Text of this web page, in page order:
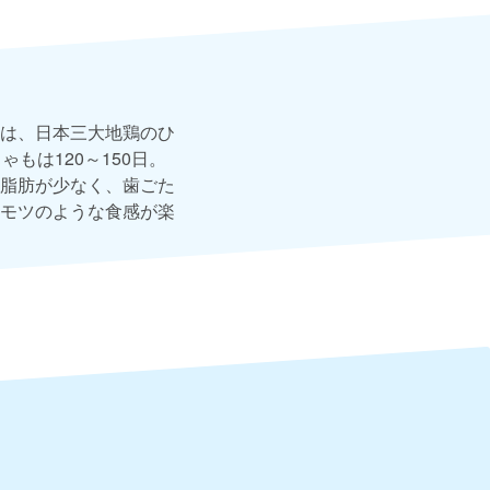
、日本三大地鶏のひ
もは120～150日。
肪が少なく、歯ごた
ツのような食感が楽